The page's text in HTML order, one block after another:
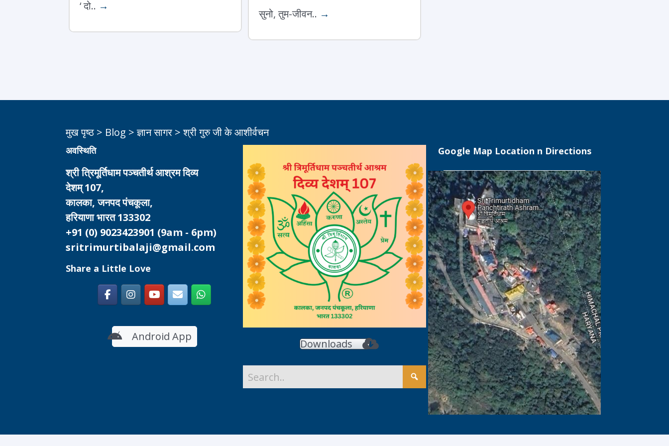
‘ दो.. →
सुनो, तुम-जीवन.. →
मुख पृष्ठ > Blog >ज्ञान सागर >श्री गुरु जी के आशीर्वचन
अवस्थिति
श्री त्रिमूर्तिधाम पञ्चतीर्थ आश्रम दिव्य
देशम् 107,
कालका, जनपद पंचकूला,
हरियाणा भारत 133302
+91 (0) 9023423901 (9am - 6pm)
sritrimurtibalaji@gmail.com
Share a Little Love
Android App
Downloads
Google Map Location n Directions